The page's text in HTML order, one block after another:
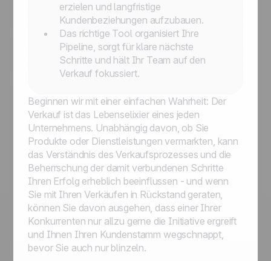
erzielen und langfristige
Kundenbeziehungen aufzubauen.
Das richtige Tool organisiert Ihre
Pipeline, sorgt für klare nächste
Schritte und hält Ihr Team auf den
Verkauf fokussiert.
Beginnen wir mit einer einfachen Wahrheit: Der
Verkauf ist das Lebenselixier eines jeden
Unternehmens. Unabhängig davon, ob Sie
Produkte oder Dienstleistungen vermarkten, kann
das Verständnis des Verkaufsprozesses und die
Beherrschung der damit verbundenen Schritte
Ihren Erfolg erheblich beeinflussen - und wenn
Sie mit Ihren Verkäufen in Rückstand geraten,
können Sie davon ausgehen, dass einer Ihrer
Konkurrenten nur allzu gerne die Initiative ergreift
und Ihnen Ihren Kundenstamm wegschnappt,
bevor Sie auch nur blinzeln.